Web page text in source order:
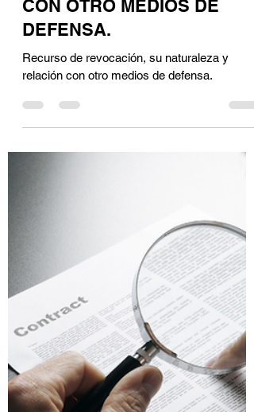
23 feb 2023
11 min de lectura
RECURSO DE
REVOCACIÓN, SU
NATURALEZA Y RELACIÓN
CON OTRO MEDIOS DE
DEFENSA.